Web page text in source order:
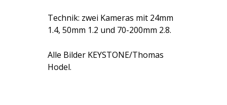
Technik: zwei Kameras mit 24mm
1.4, 50mm 1.2 und 70-200mm 2.8.
Alle Bilder KEYSTONE/Thomas
Hodel.